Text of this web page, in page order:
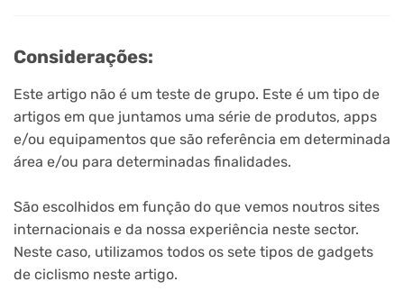
Considerações:
Este artigo não é um teste de grupo. Este é um tipo de
artigos em que juntamos uma série de produtos, apps
e/ou equipamentos que são referência em determinada
área e/ou para determinadas finalidades.
São escolhidos em função do que vemos noutros sites
internacionais e da nossa experiência neste sector.
Neste caso, utilizamos todos os sete tipos de gadgets
de ciclismo neste artigo.